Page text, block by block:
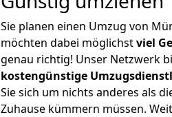
Sie planen einen Umzug von
möchten dabei möglichstviel
genau richtig! Unser Netzwerk
kostengünstige
Sie sich um nichts anderes als
Zuhause kümmern müssen.